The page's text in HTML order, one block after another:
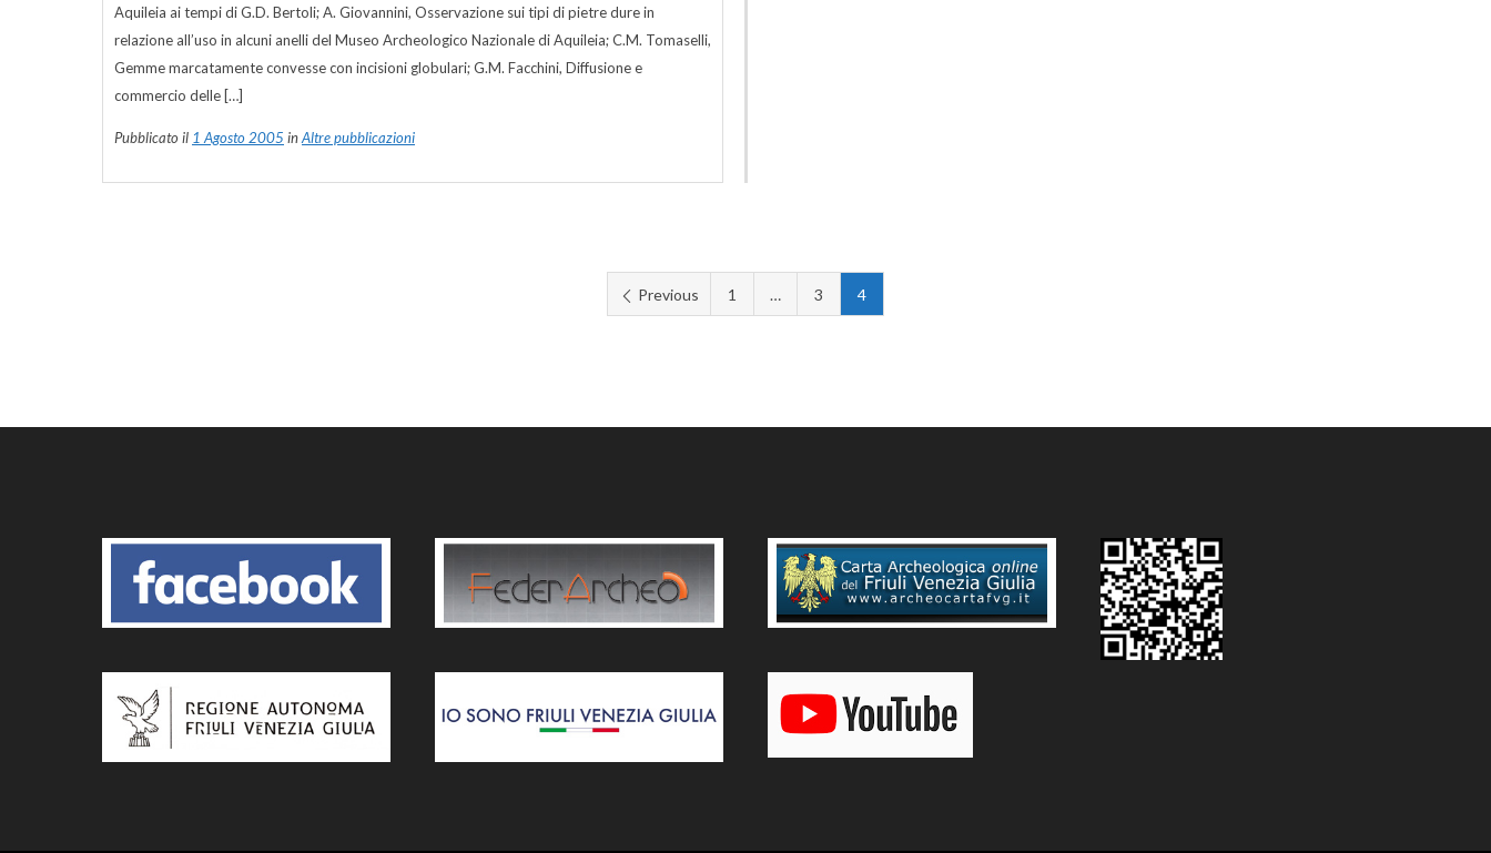
Aquileia ai tempi di G.D. Bertoli; A. Giovannini, Osservazione sui tipi di pietre dure in
relazione all’uso in alcuni anelli del Museo Archeologico Nazionale di Aquileia; C.M. Tomaselli,
Gemme marcatamente convesse con incisioni globulari; G.M. Facchini, Diffusione e
commercio delle […]
Pubblicato il 1 Agosto 2005 inAltre pubblicazioni
Previous 1 … 3 4